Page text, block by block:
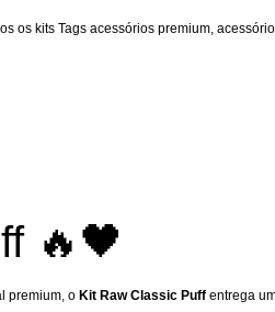
os kits Tags acessórios premium
🔥🖤
premium, o Kit Raw Classic Puff entrega